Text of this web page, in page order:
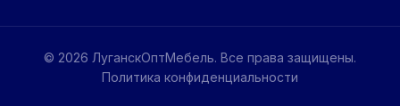
© 2026 ЛуганскОптМебель. Все права защищены.
Политика конфиденциальности